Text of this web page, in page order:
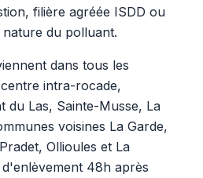
filière agréée ISDD ou
du polluant.
dans tous les
intra-rocade,
du Las, Sainte-Musse, La
voisines La Garde,
Ollioules et La
48h après